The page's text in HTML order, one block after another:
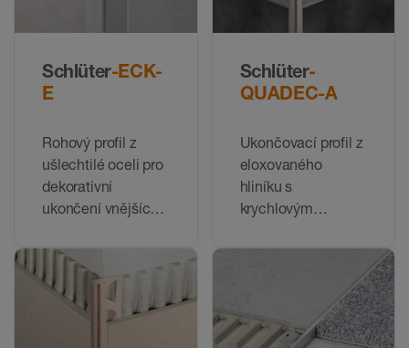
Schlüter-ECK-
E
Rohový profil z
ušlechtilé oceli pro
dekorativní
ukončení vnějších
Schlüter-
QUADEC-A
Ukončovací profil z
eloxovaného
hliníku s
krychlovým
vnějšího rohu